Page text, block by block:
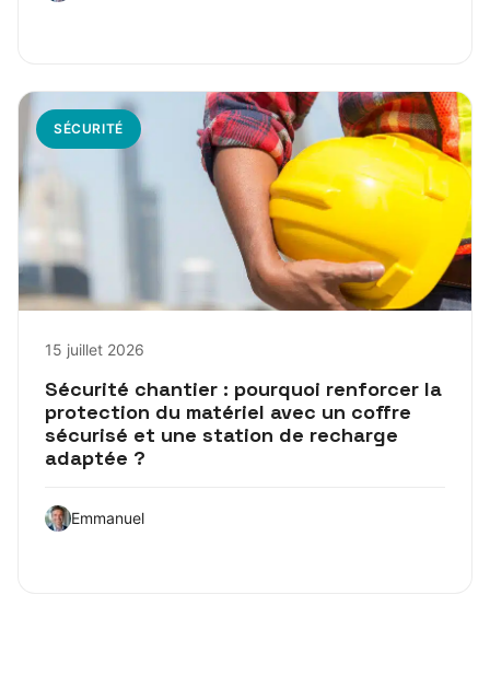
SÉCURITÉ
15 juillet 2026
Sécurité chantier : pourquoi renforcer la
protection du matériel avec un coffre
sécurisé et une station de recharge
adaptée ?
Emmanuel